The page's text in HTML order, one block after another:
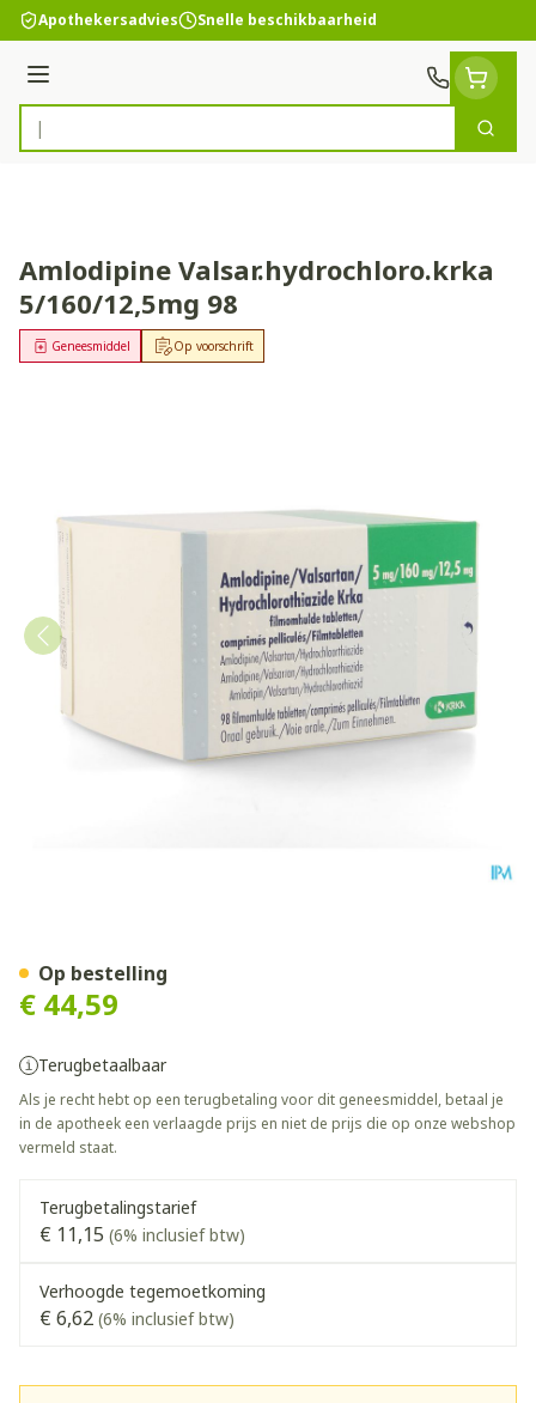
Ga naar de inhoud
Apothekersadvies Snelle beschikbaarheid
Menu
Product, merk, categorie...
Zoek
Amlodipine Valsar.hydrochloro.krka
5/160/12,5mg 98
Op voorschrift
Geneesmiddel
€ 44,59
Terugbetaalbaar
Als je recht hebt op een terugbetaling voor dit geneesmiddel, betaal je
in de apotheek een verlaagde prijs en niet de prijs die op onze webshop
vermeld staat.
Terugbetalingstarief
€ 11,15 (6% inclusief btw)
Verhoogde tegemoetkoming
€ 6,62 (6% inclusief btw)
Op bestelling